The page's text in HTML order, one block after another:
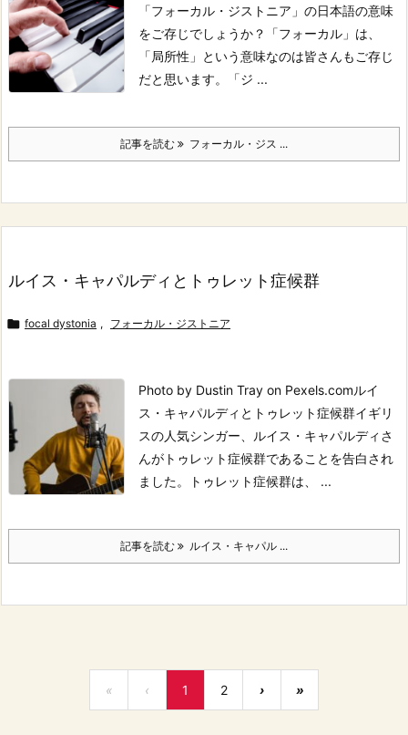
「フォーカル・ジストニア」の日本語の意味
をご存じでしょうか？
「フォーカル」は、
「局所性」という意味なのは皆さんもご存じ
だと思います。
「ジ ...
記事を読む フォーカル・ジス ...
ルイス・キャパルディとトゥレット症候群
 focal dystonia , フォーカル・ジストニア
Photo by Dustin Tray on Pexels.comルイ
ス・キャパルディとトゥレット症候群イギリ
スの人気シンガー、ルイス・キャパルディさ
んがトゥレット症候群であることを告白され
ました。
トゥレット症候群は、 ...
記事を読む ルイス・キャパル ...
« ‹ 1 2 › »